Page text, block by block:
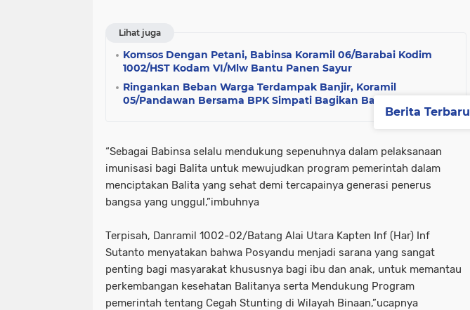
Lihat juga
Komsos Dengan Petani, Babinsa Koramil 06/Barabai Kodim
1002/HST Kodam VI/Mlw Bantu Panen Sayur
Ringankan Beban Warga Terdampak Banjir, Koramil
05/Pandawan Bersama BPK Simpati Bagikan Bahan Makanan
“Sebagai Babinsa selalu mendukung sepenuhnya dalam pelaksanaan
imunisasi bagi Balita untuk mewujudkan program pemerintah dalam
menciptakan Balita yang sehat demi tercapainya generasi penerus
bangsa yang unggul,”imbuhnya
Terpisah, Danramil 1002-02/Batang Alai Utara Kapten Inf (Har) Inf
Sutanto menyatakan bahwa Posyandu menjadi sarana yang sangat
penting bagi masyarakat khususnya bagi ibu dan anak, untuk memantau
perkembangan kesehatan Balitanya serta Mendukung Program
pemerintah tentang Cegah Stunting di Wilayah Binaan,”ucapnya
Berita Terbaru